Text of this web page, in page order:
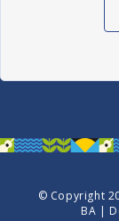
© Copyright
BA |